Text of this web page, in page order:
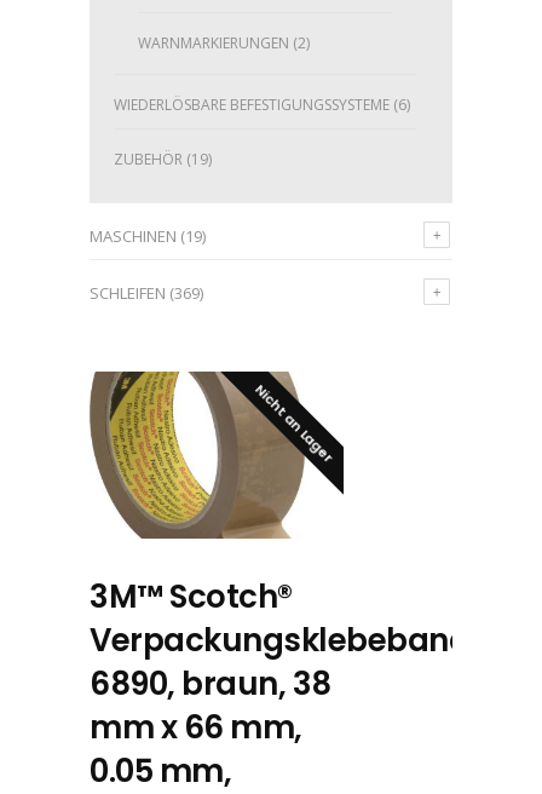
WARNMARKIERUNGEN (2)
WIEDERLÖSBARE BEFESTIGUNGSSYSTEME (6)
ZUBEHÖR (19)
MASCHINEN (19)
SCHLEIFEN (369)
Nicht an Lager
3M™ Scotch®
Verpackungsklebeband
6890, braun, 38
mm x 66 mm,
0.05 mm,